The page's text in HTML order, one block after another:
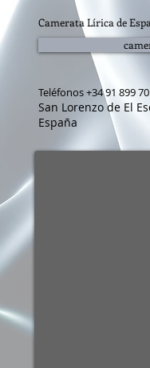
Camerata Lírica de
Teléfonos +34 91 899
San Lorenzo de El
España